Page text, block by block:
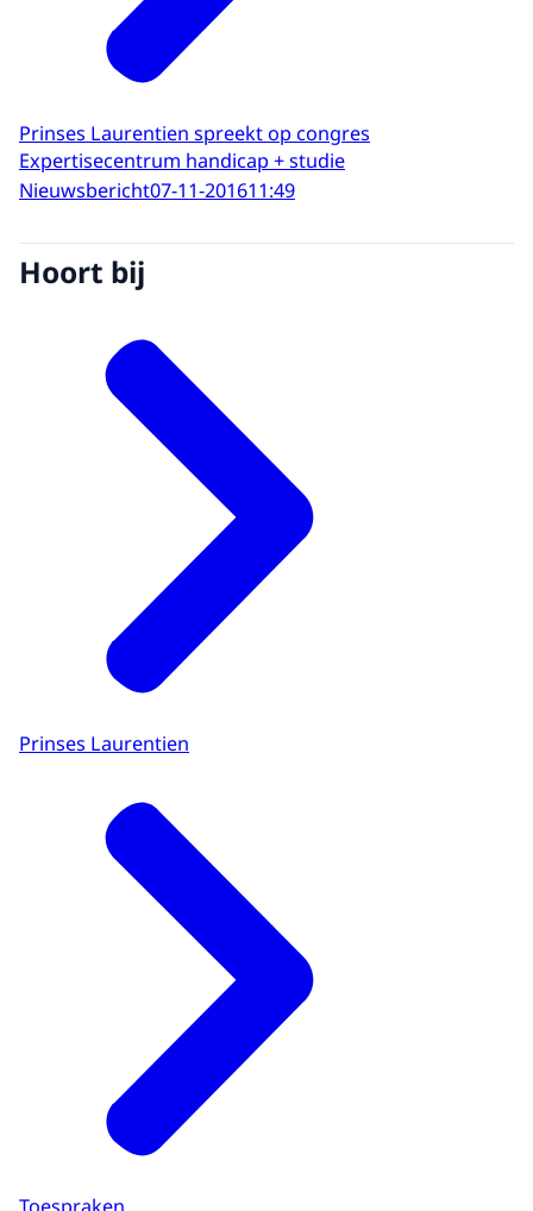
Prinses Laurentien spreekt op congres
Expertisecentrum handicap + studie
Nieuwsbericht07-11-201611:49
Hoort bij
Prinses Laurentien